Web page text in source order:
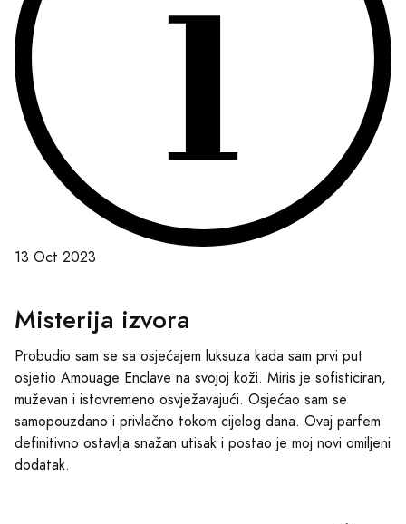
13 Oct 2023
Misterija izvora
Probudio sam se sa osjećajem luksuza kada sam prvi put
osjetio Amouage Enclave na svojoj koži. Miris je sofisticiran,
muževan i istovremeno osvježavajući. Osjećao sam se
samopouzdano i privlačno tokom cijelog dana. Ovaj parfem
definitivno ostavlja snažan utisak i postao je moj novi omiljeni
dodatak.